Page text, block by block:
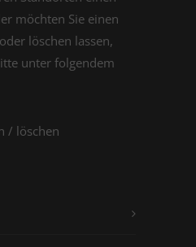
möchten Sie einen
löschen lassen,
unter folgendem
/ löschen